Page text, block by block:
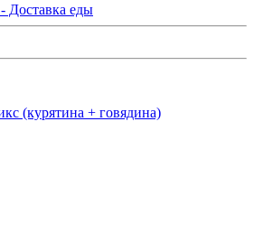
Доставка еды